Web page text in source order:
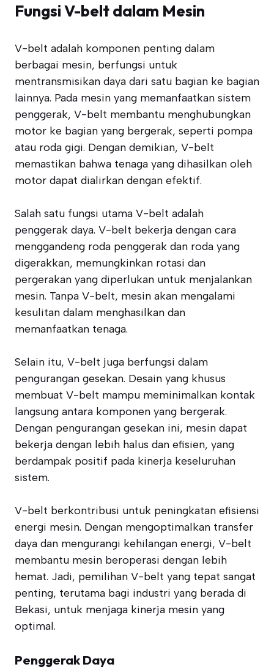
Fungsi V-belt dalam Mesin
V-belt adalah komponen penting dalam
berbagai mesin, berfungsi untuk
mentransmisikan daya dari satu bagian ke bagian
lainnya. Pada mesin yang memanfaatkan sistem
penggerak, V-belt membantu menghubungkan
motor ke bagian yang bergerak, seperti pompa
atau roda gigi. Dengan demikian, V-belt
memastikan bahwa tenaga yang dihasilkan oleh
motor dapat dialirkan dengan efektif.
Salah satu fungsi utama V-belt adalah
penggerak daya. V-belt bekerja dengan cara
menggandeng roda penggerak dan roda yang
digerakkan, memungkinkan rotasi dan
pergerakan yang diperlukan untuk menjalankan
mesin. Tanpa V-belt, mesin akan mengalami
kesulitan dalam menghasilkan dan
memanfaatkan tenaga.
Selain itu, V-belt juga berfungsi dalam
pengurangan gesekan. Desain yang khusus
membuat V-belt mampu meminimalkan kontak
langsung antara komponen yang bergerak.
Dengan pengurangan gesekan ini, mesin dapat
bekerja dengan lebih halus dan efisien, yang
berdampak positif pada kinerja keseluruhan
sistem.
V-belt berkontribusi untuk peningkatan efisiensi
energi mesin. Dengan mengoptimalkan transfer
daya dan mengurangi kehilangan energi, V-belt
membantu mesin beroperasi dengan lebih
hemat. Jadi, pemilihan V-belt yang tepat sangat
penting, terutama bagi industri yang berada di
Bekasi, untuk menjaga kinerja mesin yang
optimal.
Penggerak Daya